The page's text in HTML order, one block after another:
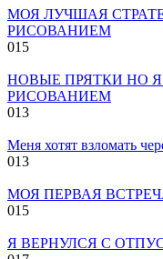
МОЯ ЛУЧШАЯ
РИСОВАНИЕМ
015
НОВЫЕ ПРЯТКИ НО
РИСОВАНИЕМ
013
Меня хотят взломать
013
МОЯ ПЕРВАЯ
015
Я ВЕРНУЛСЯ С